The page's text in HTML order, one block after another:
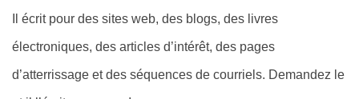
Il écrit pour des sites web, des blogs, des livres
électroniques, des articles d’intérêt, des pages
d’atterrissage et des séquences de courriels. Demandez le